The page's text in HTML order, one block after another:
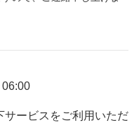
ービスをご利用いただ